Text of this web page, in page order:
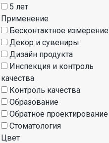
5 лет
Применение
Бесконтактное измерение
Декор и сувениры
Дизайн продукта
Инспекция и контроль
качества
Контроль качества
Образование
Обратное проектирование
Стоматология
Цвет